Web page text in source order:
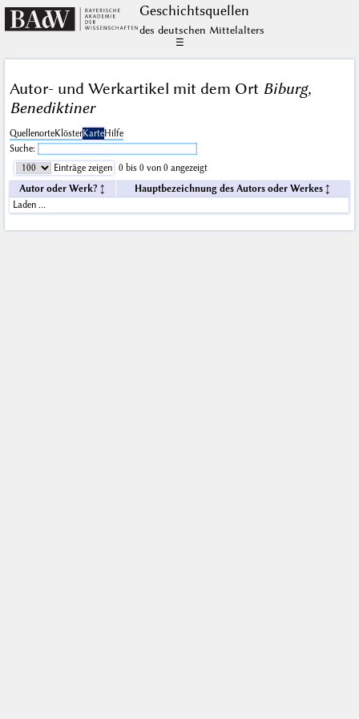
Geschichts­quellen
des deutschen Mittelalters
☰
Autor- und Werkartikel mit dem Ort Biburg,
Benediktiner
QuellenorteKlösterKarteHilfe
Suche:
Einträge zeigen
0 bis 0 von 0 angezeigt
Autor oder Werk?
Hauptbezeichnung des Autors oder Werkes
Laden …